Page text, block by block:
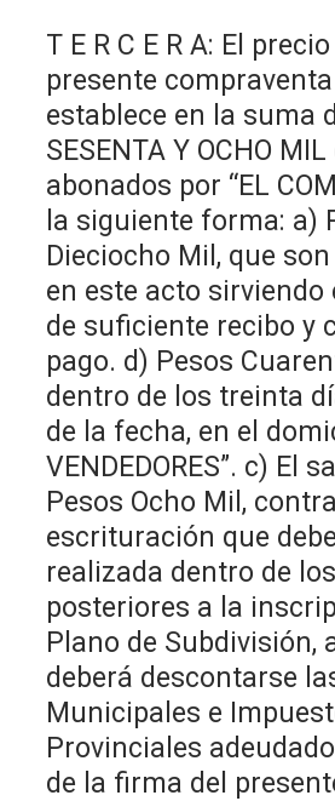
T E R C E R A: El
presente
establece en la suma
SESENTA Y OCHO
abonados por “EL
la siguiente forma: a)
Dieciocho Mil, que
en este acto sirviendo
de suficiente recibo y
pago. d) Pesos
dentro de los treinta
de la fecha, en el
VENDEDORES”. c) El
Pesos Ocho Mil,
escrituración que
realizada dentro de
posteriores a la
Plano de Subdivisión,
deberá descontarse
Municipales e
Provinciales
de la firma del